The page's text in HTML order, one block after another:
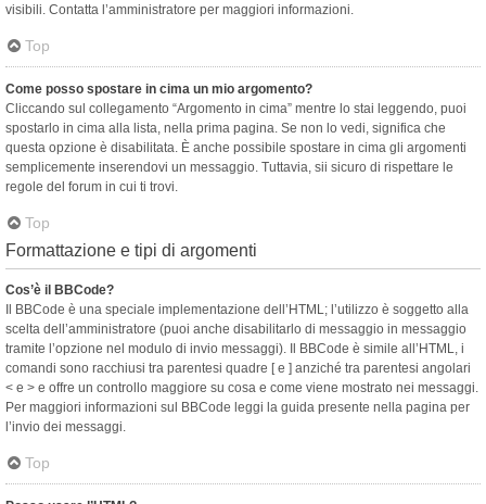
visibili. Contatta l’amministratore per maggiori informazioni.
Top
Come posso spostare in cima un mio argomento?
Cliccando sul collegamento “Argomento in cima” mentre lo stai leggendo, puoi
spostarlo in cima alla lista, nella prima pagina. Se non lo vedi, significa che
questa opzione è disabilitata. È anche possibile spostare in cima gli argomenti
semplicemente inserendovi un messaggio. Tuttavia, sii sicuro di rispettare le
regole del forum in cui ti trovi.
Top
Formattazione e tipi di argomenti
Cos’è il BBCode?
Il BBCode è una speciale implementazione dell’HTML; l’utilizzo è soggetto alla
scelta dell’amministratore (puoi anche disabilitarlo di messaggio in messaggio
tramite l’opzione nel modulo di invio messaggi). Il BBCode è simile all’HTML, i
comandi sono racchiusi tra parentesi quadre [ e ] anziché tra parentesi angolari
< e > e offre un controllo maggiore su cosa e come viene mostrato nei messaggi.
Per maggiori informazioni sul BBCode leggi la guida presente nella pagina per
l’invio dei messaggi.
Top